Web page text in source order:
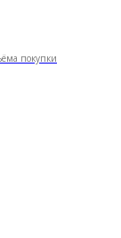
покупки